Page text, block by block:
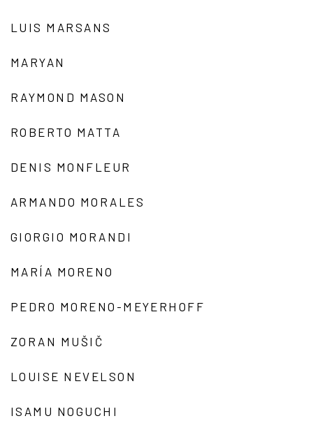
LUIS MARSANS
MARYAN
RAYMOND MASON
ROBERTO MATTA
DENIS MONFLEUR
ARMANDO MORALES
GIORGIO MORANDI
MARÍA MORENO
PEDRO MORENO-MEYERHOFF
ZORAN MUŠIČ
LOUISE NEVELSON
ISAMU NOGUCHI